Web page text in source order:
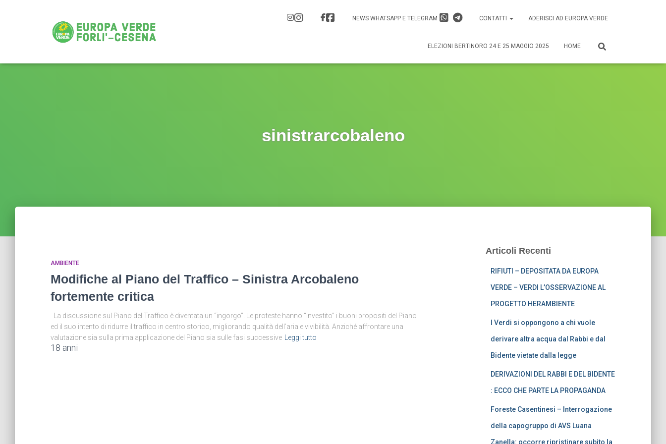
NEWS WHATSAPP E TELEGRAM CONTATTI ADERISCI AD EUROPA VERDE
ELEZIONI BERTINORO 24 E 25 MAGGIO 2025 HOME
sinistrarcobaleno
AMBIENTE
Modifiche al Piano del Traffico – Sinistra Arcobaleno
fortemente critica
La discussione sul Piano del Traffico è diventata un “ingorgo”. Le proteste hanno “investito” i buoni propositi del Piano
ed il suo intento di ridurre il traffico in centro storico, migliorando qualità dell’aria e vivibilità. Anziché affrontare una
valutazione sia sulla prima applicazione del Piano sia sulle fasi successive
Leggi tutto
18 anni
Articoli Recenti
RIFIUTI – DEPOSITATA DA EUROPA
VERDE – VERDI L’OSSERVAZIONE AL
PROGETTO HERAMBIENTE
I Verdi si oppongono a chi vuole
derivare altra acqua dal Rabbi e dal
Bidente vietate dalla legge
DERIVAZIONI DEL RABBI E DEL BIDENTE
: ECCO CHE PARTE LA PROPAGANDA
Foreste Casentinesi – Interrogazione
della capogruppo di AVS Luana
Zanella: occorre ripristinare subito la